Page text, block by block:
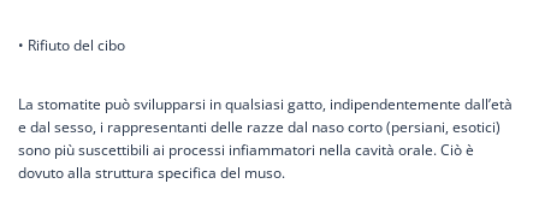
• Rifiuto del cibo
La stomatite può svilupparsi in qualsiasi gatto, indipendentemente dall’età
e dal sesso, i rappresentanti delle razze dal naso corto (persiani, esotici)
sono più suscettibili ai processi infiammatori nella cavità orale. Ciò è
dovuto alla struttura specifica del muso.